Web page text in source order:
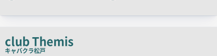
コ
ー
club Themis
キャバクラ松戸